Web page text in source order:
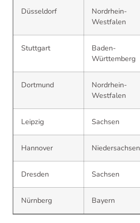
Düsseldorf
Nordrhein-
Westfalen
Stuttgart
Baden-
Württemberg
Dortmund
Nordrhein-
Westfalen
Leipzig Sachsen
Hannover Niedersachsen
Dresden Sachsen
Nürnberg Bayern